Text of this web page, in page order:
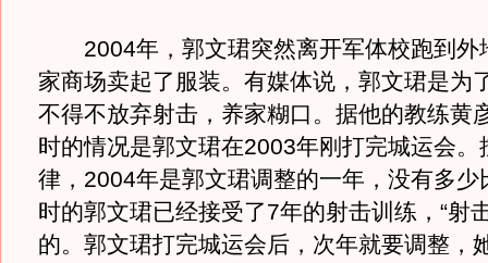
2004年，郭文珺突然离开军体校跑到外
家商场卖起了服装。有媒体说，郭文珺是为
不得不放弃射击，养家糊口。据他的教练黄
时的情况是郭文珺在2003年刚打完城运会。
律，2004年是郭文珺调整的一年，没有多少
时的郭文珺已经接受了7年的射击训练，“射
的。郭文珺打完城运会后，次年就要调整，